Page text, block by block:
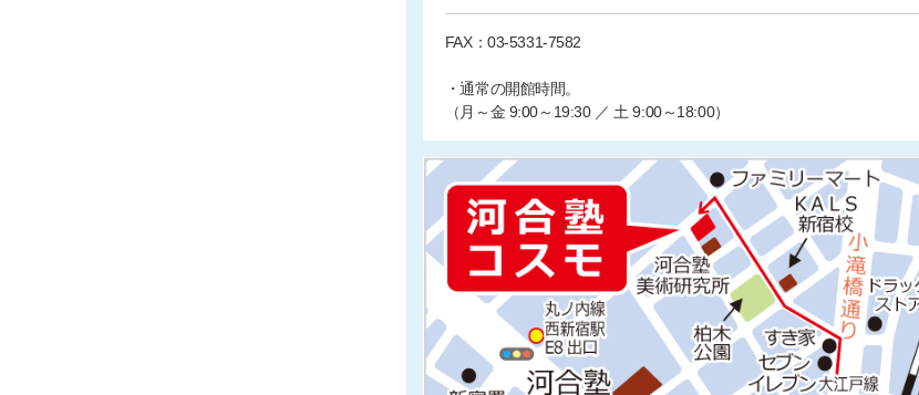
FAX：03-5331-7582
・通常の開館時間。
（月～金 9:00～19:30 ／ 土 9:00～18:00）